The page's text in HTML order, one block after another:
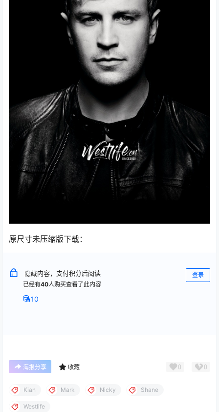
原尺寸未压缩版下载：
隐藏内容，支付积分后阅读
已经有40人购买查看了此内容
10
登录
海报分享 收藏 0 0
Kian Mark Nicky Shane
Westlife